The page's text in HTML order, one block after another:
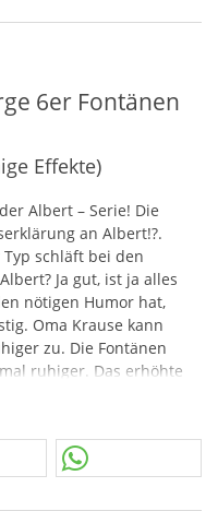
6er Fontänen
Effekte)
Albert – Serie! Die
an Albert!?.
schläft bei den
Ja gut, ist ja alles
nötigen Humor hat,
Oma Krause kann
zu. Die Fontänen
ruhiger. Das erhöhte
viele